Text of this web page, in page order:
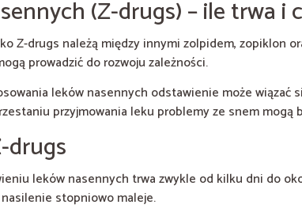
(Z-drugs) – ile trwa i
Z-drugs należą między innymi zolpidem, zopiklon
prowadzić do rozwoju zależności.
leków nasennych odstawienie może
przyjmowania leku problemy ze snem
drugs
leków nasennych trwa zwykle od kilku dni do
stopniowo maleje.